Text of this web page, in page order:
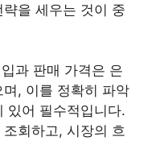
을 세우는 것이 중
과 판매 가격은 은
, 이를 정확히 파악
있어 필수적입니다.
회하고, 시장의 흐